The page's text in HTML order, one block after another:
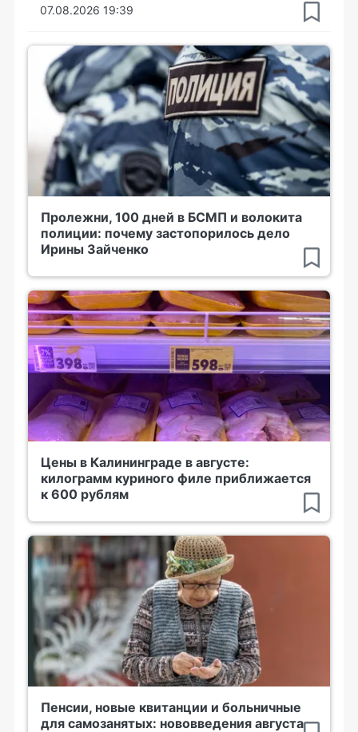
07.08.2026 19:39
Пролежни, 100 дней в БСМП и волокита
полиции: почему застопорилось дело
Ирины Зайченко
Цены в Калининграде в августе:
килограмм куриного филе приближается
к 600 рублям
Пенсии, новые квитанции и больничные
для самозанятых: нововведения августа